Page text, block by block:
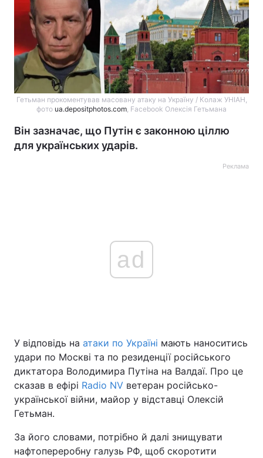
Гетьман прокоментував масовану атаку на Україну / Колаж УНІАН,
фото ua.depositphotos.com , Facebook Олексія Гетьмана
Він зазначає, що Путін є законною ціллю
для українських ударів.
Реклама
ad
У відповідь на атаки по Україні мають наноситись
удари по Москві та по резиденції російського
диктатора Володимира Путіна на Валдаї. Про це
сказав в ефірі Radio NV ветеран російсько-
української війни, майор у відставці Олексій
Гетьман.
За його словами, потрібно й далі знищувати
нафтопереробну галузь РФ, щоб скоротити